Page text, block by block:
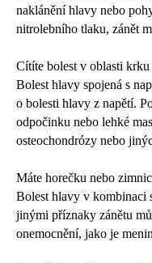
naklánění hlavy nebo
nitrolebního tlaku, zánět
Cítíte bolest v oblasti krku
Bolest hlavy spojená s
o bolesti hlavy z napětí.
odpočinku nebo lehké
osteochondrózy nebo
Máte horečku nebo
Bolest hlavy v kombinaci
jinými příznaky zánětu
onemocnění, jako je